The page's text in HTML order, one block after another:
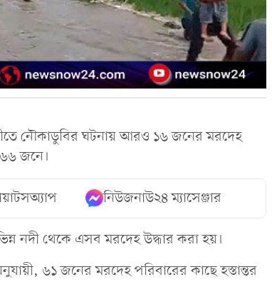
নৌকাডুবির ঘটনায় আরও ১৬ জনের মরদেহ
৬৬ জনে।
নিউজনাউ২৪ ম্যাসেঞ্জার
নদী থেকে এসব মরদেহ উদ্ধার করা হয়।
৬১ জনের মরদেহ পরিবারের কাছে হস্তান্তর